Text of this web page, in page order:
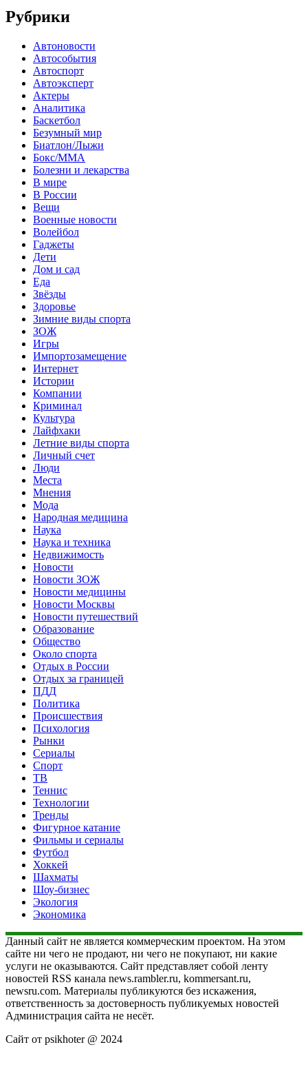
Рубрики
Автоновости
Автособытия
Автоспорт
Автоэксперт
Актеры
Аналитика
Баскетбол
Безумный мир
Биатлон/Лыжи
Бокс/MMA
Болезни и лекарства
В мире
В России
Вещи
Военные новости
Волейбол
Гаджеты
Дети
Дом и сад
Еда
Звёзды
Здоровье
Зимние виды спорта
ЗОЖ
Игры
Импортозамещение
Интернет
Истории
Компании
Криминал
Культура
Лайфхаки
Летние виды спорта
Личный счет
Люди
Места
Мнения
Мода
Народная медицина
Наука
Наука и техника
Недвижимость
Новости
Новости ЗОЖ
Новости медицины
Новости Москвы
Новости путешествий
Образование
Общество
Около спорта
Отдых в России
Отдых за границей
ПДД
Политика
Происшествия
Психология
Рынки
Сериалы
Спорт
ТВ
Теннис
Технологии
Тренды
Фигурное катание
Фильмы и сериалы
Футбол
Хоккей
Шахматы
Шоу-бизнес
Экология
Экономика
Данный сайт не является коммерческим проектом. На этом
сайте ни чего не продают, ни чего не покупают, ни какие
услуги не оказываются. Сайт представляет собой ленту
новостей RSS канала news.rambler.ru, kommersant.ru,
newsru.com. Материалы публикуются без искажения,
ответственность за достоверность публикуемых новостей
Администрация сайта не несёт.
Сайт от psikhoter @ 2024